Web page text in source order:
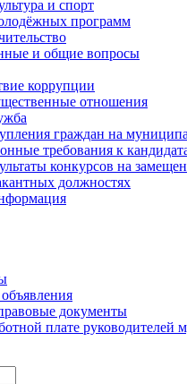
и спорт
программ
и общие вопросы
коррупции
отношения
граждан на
требования к
конкурсов на
должностях
документы
плате